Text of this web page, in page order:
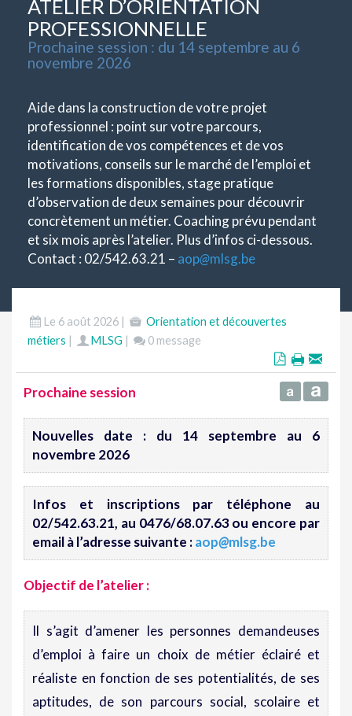
ATELIER D’ORIENTATION
PROFESSIONNELLE
Prochaine session : du 14 septembre au 6
novembre 2026
Aide dans la construction de votre projet
professionnel : point sur votre parcours,
identification de vos compétences et de vos
motivations, conseils sur le marché de l’emploi et
les formations disponibles, stage pratique
d’observation de deux semaines pour découvrir
concrètement un métier. Coaching prévu pendant
et six mois après l’atelier. Plus d’infos ci-dessous.
Contact : 02/542.63.21 – aop@mlsg.be
Le 6 août 2026 |
Orientation et découvertes
métiers | MLSG | 0 message
Prochaine session
Nouvelles date : du 14 septembre au 6
novembre 2026
Infos et inscriptions par téléphone au
02/542.63.21, au 0476/68.07.63 ou encore par
email à l’adresse suivante :aop@mlsg.be
Objectif de l’atelier:
Il s’agit d’amener les personnes demandeuses
d’emploi à faire un choix de métier éclairé et
réaliste en fonction de ses potentialités, de ses
aptitudes, de son parcours social, scolaire et